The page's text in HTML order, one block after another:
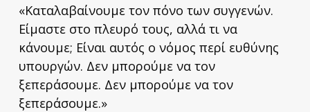
«Καταλαβαίνουμε τον πόνο των συγγενών.
Είμαστε στο πλευρό τους, αλλά τι να
κάνουμε; Είναι αυτός ο νόμος περί ευθύνης
υπουργών. Δεν μπορούμε να τον
ξεπεράσουμε. Δεν μπορούμε να τον
ξεπεράσουμε.»